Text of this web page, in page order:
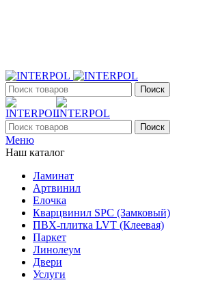
Поиск
Поиск
Меню
Наш каталог
Ламинат
Артвинил
Елочка
Кварцвинил SPC (Замковый)
ПВХ-плитка LVT (Клеевая)
Паркет
Линолеум
Двери
Услуги